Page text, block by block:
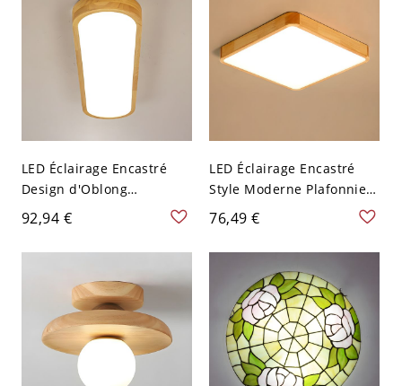
LED Éclairage Encastré
Design d'Oblong
Plafonnier Beige Style
Moderne en Bois - 110 V-
120 V 64,77 cm Blanc
92,94 €
LED Éclairage Encastré
Style Moderne Plafonnier
Beige en Bois pour
Chambre - 110 V-120 V
Carré 30,48 cm Blanc
76,49 €